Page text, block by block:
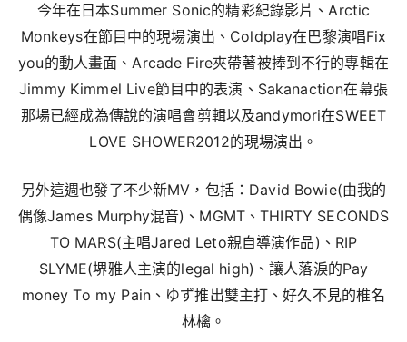
今年在日本Summer Sonic的精彩紀錄影片、Arctic
Monkeys在節目中的現場演出、Coldplay在巴黎演唱Fix
you的動人畫面、Arcade Fire夾帶著被捧到不行的專輯在
Jimmy Kimmel Live節目中的表演、Sakanaction在幕張
那場已經成為傳說的演唱會剪輯以及andymori在SWEET
LOVE SHOWER2012的現場演出。
另外這週也發了不少新MV，包括：David Bowie(由我的
偶像James Murphy混音)、MGMT、THIRTY SECONDS
TO MARS(主唱Jared Leto親自導演作品)、RIP
SLYME(堺雅人主演的legal high)、讓人落淚的Pay
money To my Pain、ゆず推出雙主打、好久不見的椎名
林檎。